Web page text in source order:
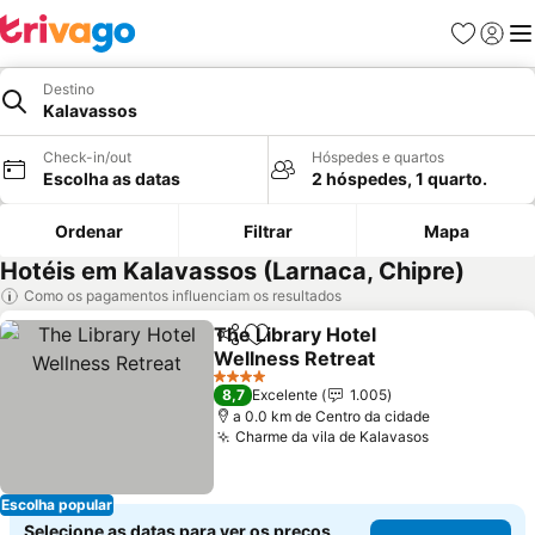
Favoritos
Iniciar
Destino
Kalavassos
Check-in/out
Escolha as datas
Hóspedes e quartos
2 hóspedes, 1 quarto.
Ordenar Filtrar Mapa
Hotéis em Kalavassos (Larnaca, Chipre)
Como os pagamentos influenciam os resultados
Escolha popular
PartilharAdicionar aos favoritos
The Library Hotel
Wellness Retreat
4 Estrelas
8,7 Excelente
1.005
a 0.0 km de Centro da cidade
Charme da vila de Kalavasos
Selecione as datas para ver os preços